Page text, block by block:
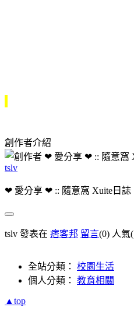
創作者介紹
tslv
❤ 愛分享 ❤ :: 隨意窩 Xuite日誌
tslv 發表在 痞客邦 留言(0) 人氣(
全站分類： 校園生活
個人分類： 教育相關
▲top